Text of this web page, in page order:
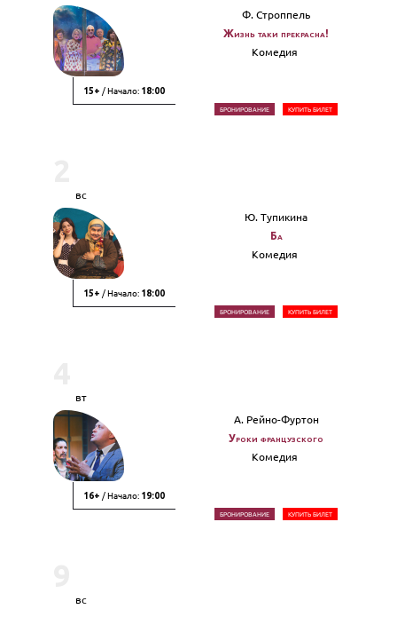
15+ / Начало: 18:00
Ф. Строппель
Жизнь таки прекрасна!
Комедия
БРОНИРОВАНИЕ КУПИТЬ БИЛЕТ
вс
15+ / Начало: 18:00
Ю. Тупикина
Ба
Комедия
БРОНИРОВАНИЕ КУПИТЬ БИЛЕТ
вт
16+ / Начало: 19:00
А. Рейно-Фуртон
Уроки французского
Комедия
БРОНИРОВАНИЕ КУПИТЬ БИЛЕТ
вс